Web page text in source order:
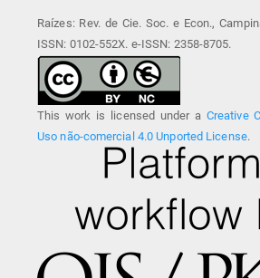
Raízes: Rev. de Cie. Soc. e Econ.,
ISSN: 0102-552X. e-ISSN: 2358-8705.
This work is licensed under a Creative
Uso não-comercial 4.0 Unported License.